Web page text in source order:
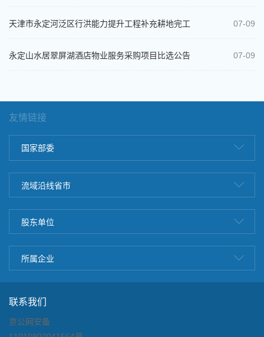
天津市永定河泛区行洪能力提升工程补充耕地完工
07-09
永定山水居翠屏湖酒店物业服务采购项目比选公告 07-09
友情链接
国家部委
流域沿线省市
股东单位
所属企业
联系我们
京公网安备